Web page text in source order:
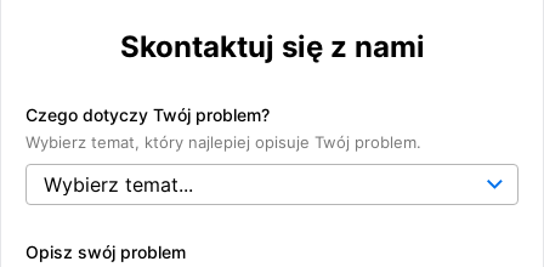
Skontaktuj się z nami
Czego dotyczy Twój problem?
Wybierz temat, który najlepiej opisuje Twój problem.
Opisz swój problem